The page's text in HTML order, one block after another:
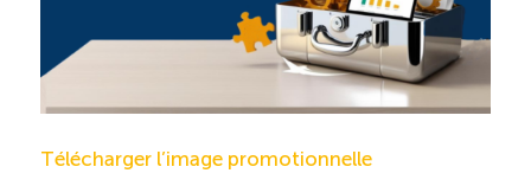
Bilan et reconnaissance des acquis
Initiatives
Destination IA
Télécharger l’image promotionnelle